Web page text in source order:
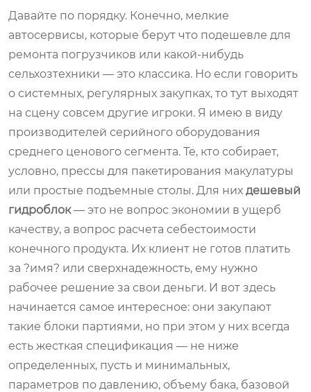
Давайте по порядку. Конечно, мелкие
автосервисы, которые берут что подешевле для
ремонта погрузчиков или какой-нибудь
сельхозтехники — это классика. Но если говорить
о системных, регулярных закупках, то тут выходят
на сцену совсем другие игроки. Я имею в виду
производителей серийного оборудования
среднего ценового сегмента. Те, кто собирает,
условно, прессы для пакетирования макулатуры
или простые подъемные столы. Для них дешевый
гидроблок— это не вопрос экономии в ущерб
качеству, а вопрос расчета себестоимости
конечного продукта. Их клиент не готов платить
за ?имя? или сверхнадежность, ему нужно
рабочее решение за свои деньги. И вот здесь
начинается самое интересное: они закупают
такие блоки партиями, но при этом у них всегда
есть жесткая спецификация — не ниже
определенных, пусть и минимальных,
параметров по давлению, объему бака, базовой